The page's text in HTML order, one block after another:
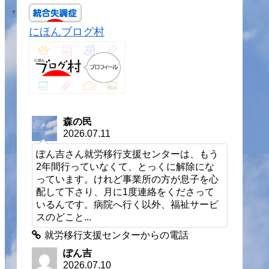
にほんブログ村
森の民
2026.07.11
ぽん吉さん就労移行支援センターは、もう
2年間行っていなくて、とっくに解除にな
っています。けれど事業所の方が息子を心
配して下さり、月に1度連絡をくださって
いるんです。病院へ行く以外、福祉サービ
スのどこと...
就労移行支援センターからの電話
ぽん吉
2026.07.10